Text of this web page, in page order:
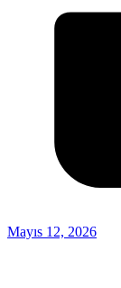
Mayıs 12, 2026